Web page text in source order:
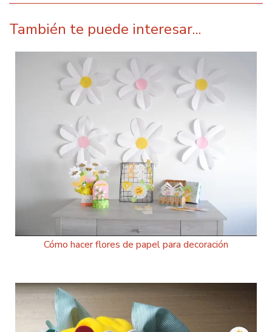
También te puede interesar...
Cómo hacer flores de papel para decoración